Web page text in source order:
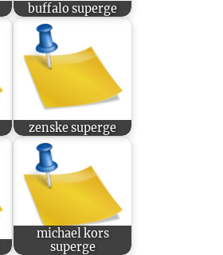
buffalo superge
zenske superge
michael kors
superge